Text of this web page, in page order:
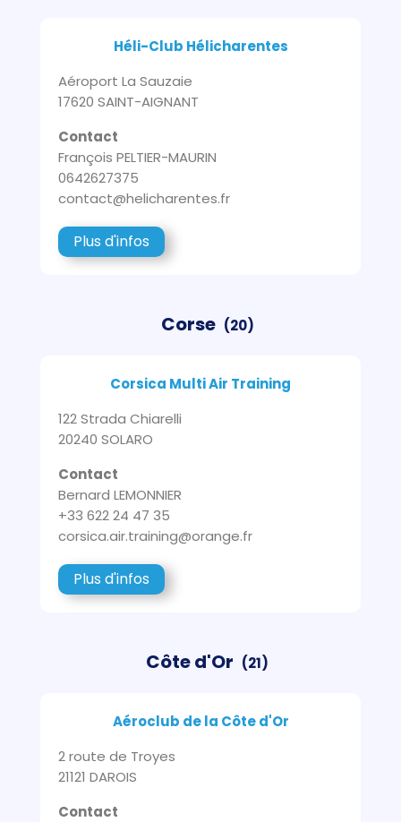
Héli-Club Hélicharentes
Aéroport La Sauzaie
17620 SAINT-AIGNANT
Contact
François PELTIER-MAURIN
0642627375
contact@helicharentes.fr
Plus d'infos
Corse (20)
Corsica Multi Air Training
122 Strada Chiarelli
20240 SOLARO
Contact
Bernard LEMONNIER
+33 622 24 47 35
corsica.air.training@orange.fr
Plus d'infos
Côte d'Or (21)
Aéroclub de la Côte d'Or
2 route de Troyes
21121 DAROIS
Contact